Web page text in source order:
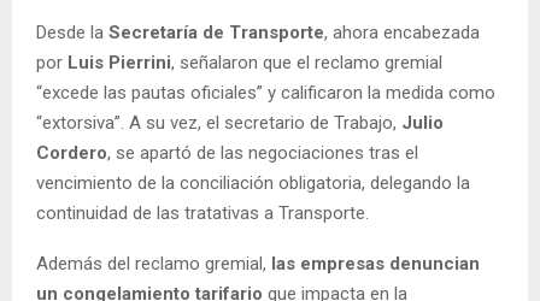
Desde la Secretaría de Transporte, ahora encabezada
por Luis Pierrini, señalaron que el reclamo gremial
“excede las pautas oficiales” y calificaron la medida como
“extorsiva”. A su vez, el secretario de Trabajo, Julio
Cordero, se apartó de las negociaciones tras el
vencimiento de la conciliación obligatoria, delegando la
continuidad de las tratativas a Transporte.
Además del reclamo gremial, las empresas denuncian
un congelamiento tarifario que impacta en la